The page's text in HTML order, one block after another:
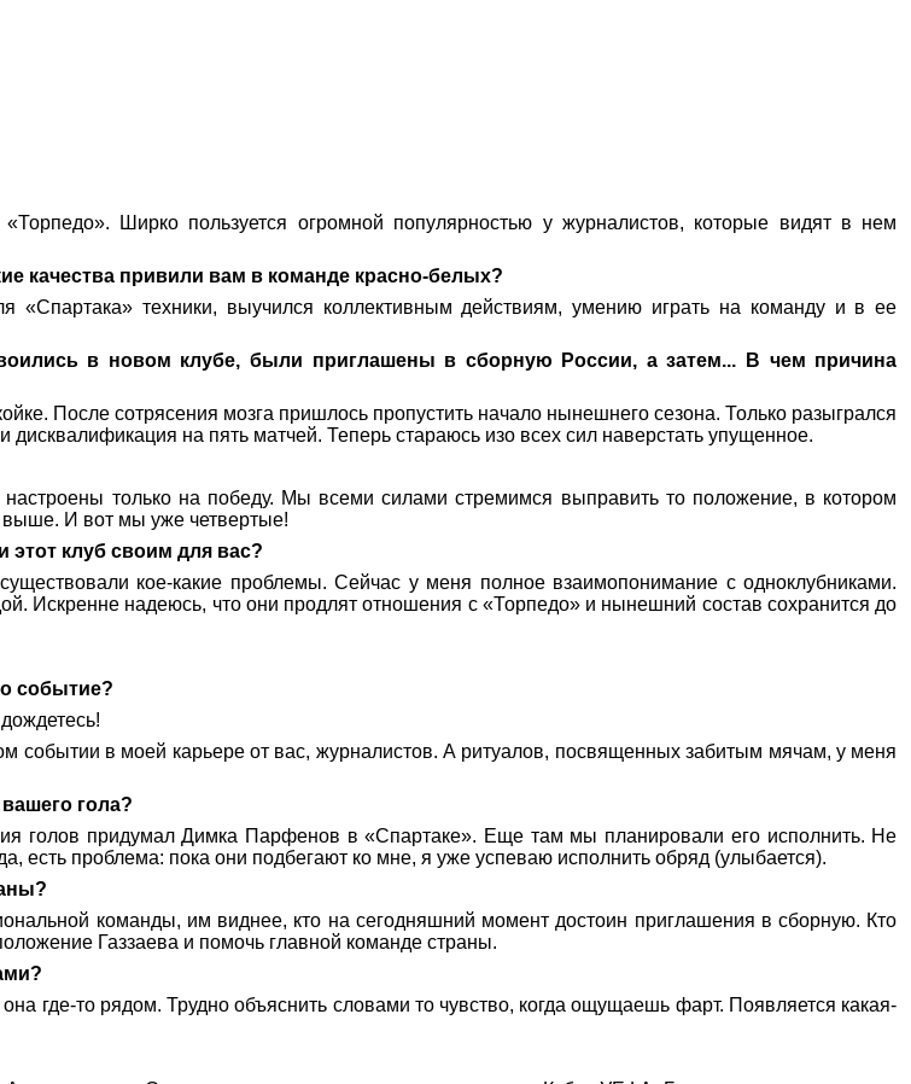
Ширко пользуется огромной популярностью у журналистов, которые видят в нем
качества привили вам в команде красно-белых?
техники, выучился коллективным действиям, умению играть на команду и в ее
в новом клубе, были приглашены в сборную России, а затем... В чем причина
После сотрясения мозга пришлось пропустить начало нынешнего сезона. Только разыгрался
на пять матчей. Теперь стараюсь изо всех сил наверстать упущенное.
только на победу. Мы всеми силами стремимся выправить то положение, в котором
И вот мы уже четвертые!
этот клуб своим для вас?
кое-какие проблемы. Сейчас у меня полное взаимопонимание с одноклубниками.
Искренне надеюсь, что они продлят отношения с «Торпедо» и нынешний состав сохранится до
событие?
событии в моей карьере от вас, журналистов. А ритуалов, посвященных забитым мячам, у меня
гола?
голов придумал Димка Парфенов в «Спартаке». Еще там мы планировали его исполнить. Не
есть проблема: пока они подбегают ко мне, я уже успеваю исполнить обряд (улыбается).
команды, им виднее, кто на сегодняшний момент достоин приглашения в сборную. Кто
Газзаева и помочь главной команде страны.
где-то рядом. Трудно объяснить словами то чувство, когда ощущаешь фарт. Появляется какая-